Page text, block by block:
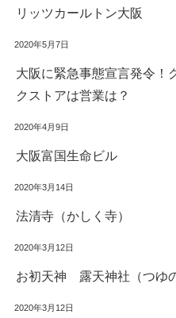
リッツカールトン大阪
2020年5月7日
大阪に緊急事態宣言発令！
クストアは営業は？
2020年4月9日
大阪富国生命ビル
2020年3月14日
法清寺（かしく寺）
2020年3月12日
お初天神 露天神社（つゆ
2020年3月12日